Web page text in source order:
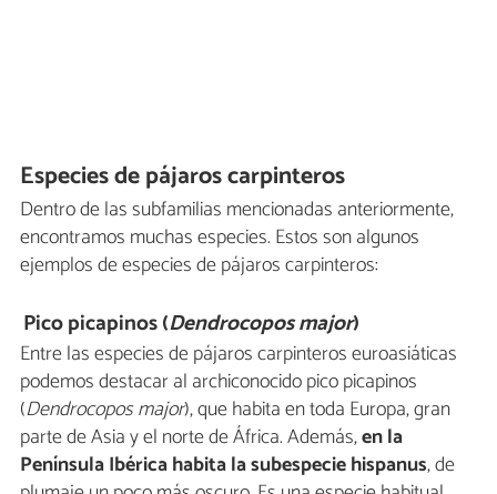
Especies de pájaros carpinteros
Dentro de las subfamilias mencionadas anteriormente,
encontramos muchas especies. Estos son algunos
ejemplos de especies de pájaros carpinteros:
Pico picapinos (Dendrocopos major)
Entre las especies de pájaros carpinteros euroasiáticas
podemos destacar al archiconocido pico picapinos
(Dendrocopos major), que habita en toda Europa, gran
parte de Asia y el norte de África. Además,en la
Península Ibérica habita la subespecie hispanus, de